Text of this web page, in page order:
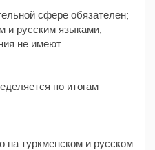
сфере обязателен;
и русским языками;
не имеют.
по итогам
на туркменском и русском